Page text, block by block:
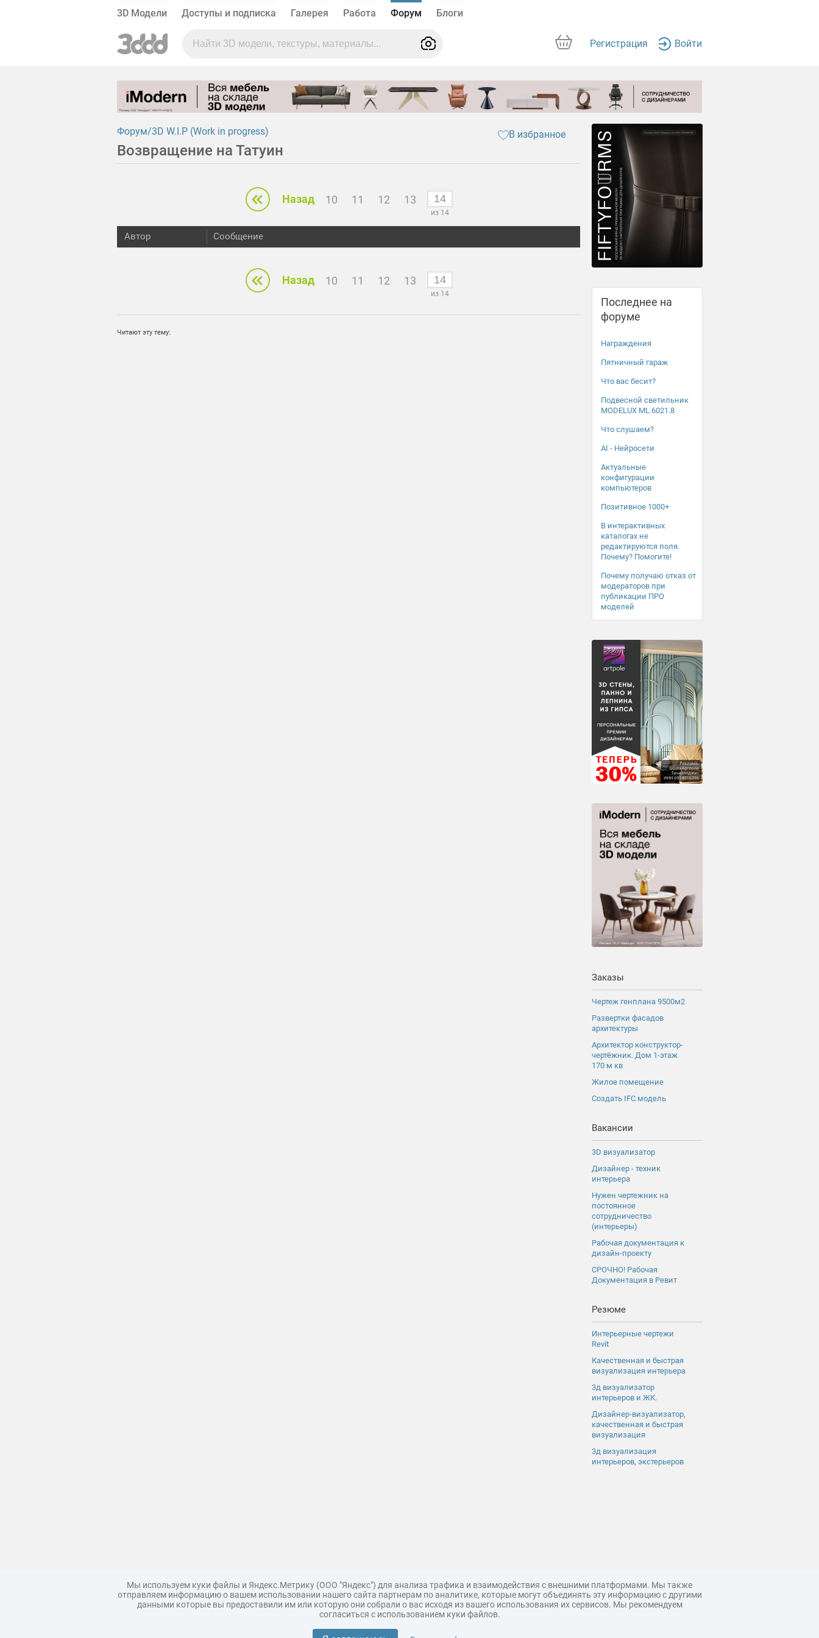
3D Модели Доступы и подписка Галерея Работа Форум Блоги
Регистрация Войти
Форум 3D W.I.P (Work in progress) В избранное
Возвращение на Татуин
Назад 10 11 12 13
из 14
Автор Сообщение
Назад 10 11 12 13
из 14
Читают эту тему:
Последнее на
форуме
Награждения
Пятничный гараж
Что вас бесит?
Подвесной светильник
MODELUX ML.6021.8
Что слушаем?
AI - Нейросети
Актуальные
конфигурации
компьютеров
Позитивное 1000+
В интерактивных
каталогах не
редактируются поля.
Почему? Помогите!
Почему получаю отказ от
модераторов при
публикации ПРО
моделей
Заказы
Чертеж генплана 9500м2
Развертки фасадов
архитектуры
Архитектор конструктор-
чертёжник. Дом 1-этаж
170 м кв
Жилое помещение
Создать IFC модель
Вакансии
3D визуализатор
Дизайнер - техник
интерьера
Нужен чертежник на
постоянное
сотрудничество
(интерьеры)
Рабочая документация к
дизайн-проекту
СРОЧНО! Рабочая
Документация в Ревит
Резюме
Интерьерные чертежи
Revit
Качественная и быстрая
визуализация интерьера
3д визуализатор
интерьеров и ЖК.
Дизайнер-визуализатор,
качественная и быстрая
визуализация
3д визуализация
интерьеров, экстерьеров
Поддержка Царь 3D горы Мастер полигона
Топ модель
Мы используем куки файлы и Яндекс.Метрику (ООО "Яндекс") для анализа трафика и взаимодействия с внешними платформами. Мы также
отправляем информацию о вашем использовании нашего сайта партнерам по аналитике, которые могут объединять эту информацию с другими
данными которые вы предоставили им или которую они собрали о вас исходя из вашего использования их сервисов. Мы рекомендуем
согласиться с использованием куки файлов.